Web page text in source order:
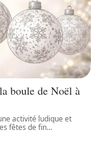
boule de Noël à
activité ludique et
fêtes de fin…